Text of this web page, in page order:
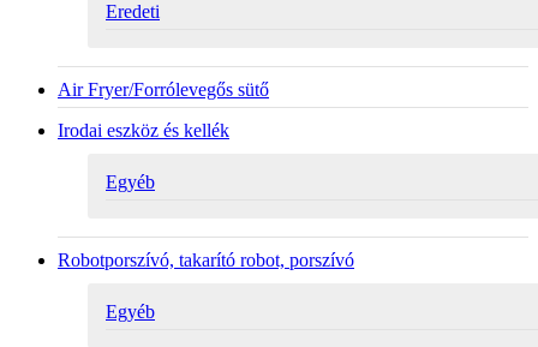
Eredeti
Air Fryer/Forrólevegős sütő
Irodai eszköz és kellék
Egyéb
Robotporszívó, takarító robot, porszívó
Egyéb